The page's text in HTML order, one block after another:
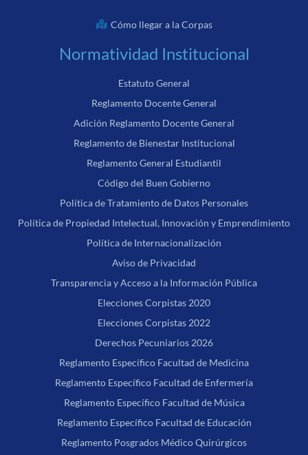
Cómo llegar a la Corpas
Normatividad Institucional
Estatuto General
Reglamento Docente General
Adición Reglamento Docente General
Reglamento de Bienestar Institucional
Reglamento General Estudiantil
Código del Buen Gobierno
Política de Tratamiento de Datos Personales
Política de Propiedad Intelectual, Innovación y Emprendimiento
Política de Internacionalización
Aviso de Privacidad
Transparencia y Acceso a la Información Pública
Elecciones Corpistas 2020
Elecciones Corpistas 2022
Derechos Pecuniarios 2026
Reglamento Específico Facultad de Medicina
Reglamento Específico Facultad de Enfermería
Reglamento Específico Facultad de Música
Reglamento Específico Facultad de Educación
Reglamento Posgrados Médico Quirúrgicos